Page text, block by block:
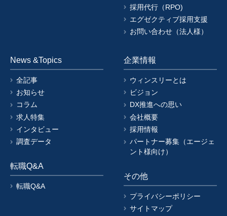
採用代行（RPO)
エグゼクティブ採用支援
お問い合わせ（法人様）
News &Topics
全記事
お知らせ
コラム
求人特集
インタビュー
調査データ
転職Q&A
転職Q&A
企業情報
ウィンスリーとは
ビジョン
DX推進への思い
会社概要
採用情報
パートナー募集（エージェ
ント様向け）
その他
プライバシーポリシー
サイトマップ